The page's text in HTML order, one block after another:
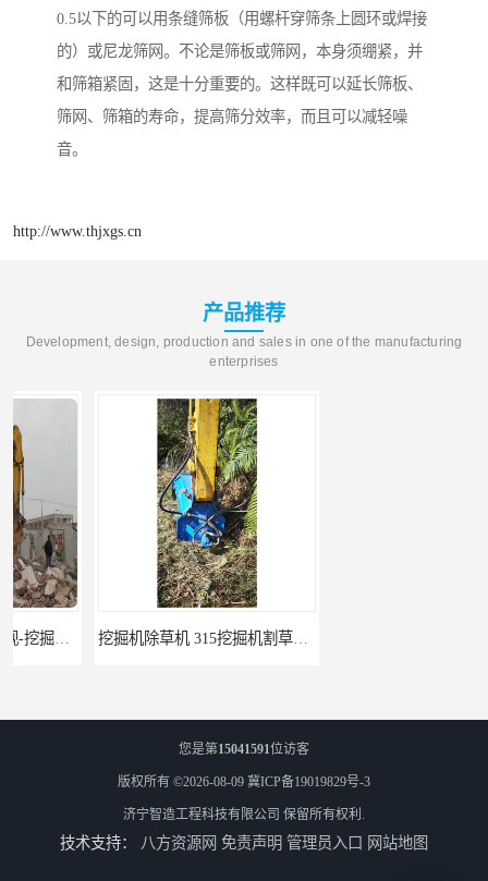
0.5以下的可以用条缝筛板（用螺杆穿筛条上圆环或焊接
的）或尼龙筛网。不论是筛板或筛网，本身须绷紧，并
和筛箱紧固，这是十分重要的。这样既可以延长筛板、
筛网、筛箱的寿命，提高筛分效率，而且可以减轻噪
音。
http://www.thjxgs.cn
产品推荐
Development, design, production and sales in one of the manufacturing
enterprises
挖掘机除草机 315挖掘机割草机 智造大观
您是第15041591位访客
版权所有 ©2026-08-09 冀ICP备19019829号-3
济宁智造工程科技有限公司 保留所有权利.
技术支持： 八方资源网 免责声明 管理员入口 网站地图